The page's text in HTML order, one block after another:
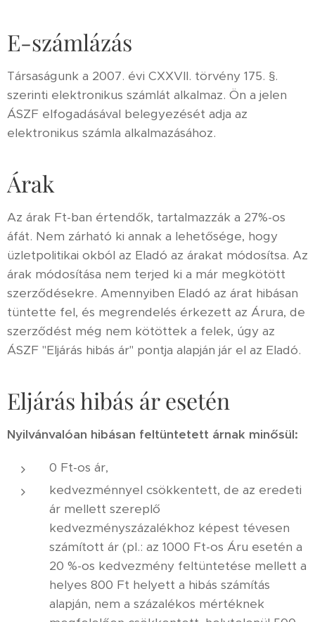
E-számlázás
Társaságunk a 2007. évi CXXVII. törvény 175. §.
szerinti elektronikus számlát alkalmaz. Ön a jelen
ÁSZF elfogadásával belegyezését adja az
elektronikus számla alkalmazásához.
Árak
Az árak Ft-ban értendők, tartalmazzák a 27%-os
áfát. Nem zárható ki annak a lehetősége, hogy
üzletpolitikai okból az Eladó az árakat módosítsa. Az
árak módosítása nem terjed ki a már megkötött
szerződésekre. Amennyiben Eladó az árat hibásan
tüntette fel, és megrendelés érkezett az Árura, de
szerződést még nem kötöttek a felek, úgy az
ÁSZF "Eljárás hibás ár" pontja alapján jár el az Eladó.
Eljárás hibás ár esetén
Nyilvánvalóan hibásan feltüntetett árnak minősül:
0 Ft-os ár,
kedvezménnyel csökkentett, de az eredeti
ár mellett szereplő
kedvezményszázalékhoz képest tévesen
számított ár (pl.: az 1000 Ft-os Áru esetén a
20 %-os kedvezmény feltüntetése mellett a
helyes 800 Ft helyett a hibás számítás
alapján, nem a százalékos mértéknek